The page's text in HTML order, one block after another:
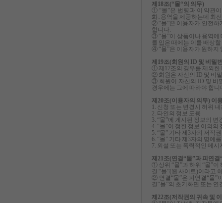
제18조(“몰“의 의무)
① “몰”은 법령과 이 약관
화․용역을 제공하는데 최
② “몰”은 이용자가 안전하
합니다.
③ “몰”이 상품이나 용역에
를 입은 때에는 이를 배상
④ “몰”은 이용자가 원하지
제19조(회원의 ID 및 비밀
① 제17조의 경우를 제외한
② 회원은 자신의 ID 및 비
③ 회원이 자신의 ID 및 비
경우에는 그에 따라야 합니
제20조(이용자의 의무) 이
1. 신청 또는 변경시 허위
2. 타인의 정보 도용
3. “몰”에 게시된 정보의 변
4. “몰”이 정한 정보 이외
5. “몰” 기타 제3자의 저작
6. “몰” 기타 제3자의 명예
7. 외설 또는 폭력적인 메
제21조(연결“몰”과 피연결
① 상위 “몰”과 하위 “몰”
결 “몰”(웹 사이트)이라고
② 연결“몰”은 피연결“몰”
결“몰”의 초기화면 또는
제22조(저작권의 귀속 및